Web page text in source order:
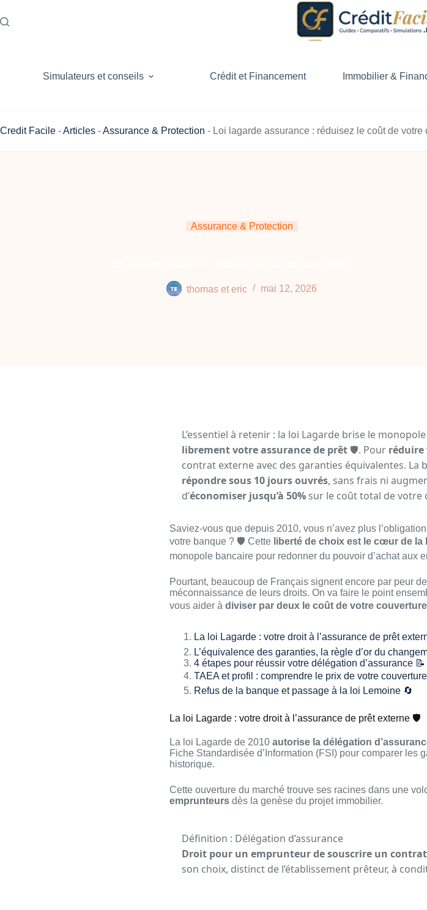
au
contenu
Simulateurs et conseils Crédit et Financement Immobilier &
Credit Facile -Articles -Assurance & Protection - Loi lagarde assurance : réduisez le coût de votre
Assurance & Protection
thomas et eric mai 12, 2026
L’essentiel à retenir : la loi Lagarde brise le
librement votre assurance de prêt 🛡️. Pour réduire
contrat externe avec des garanties équivalentes. La
répondre sous 10 jours ouvrés, sans frais ni
d’économiser jusqu’à 50% sur le coût total de votre
Saviez-vous que depuis 2010, vous n’avez plus
votre banque ? 🛡️ Cette liberté de choix est le cœur de
monopole bancaire pour redonner du pouvoir d’achat aux
Pourtant, beaucoup de Français signent encore par peur
méconnaissance de leurs droits. On va faire le point
vous aider à diviser par deux le coût de votre couverture
La loi Lagarde : votre droit à l’assurance de prêt
L’équivalence des garanties, la règle d’or du
4 étapes pour réussir votre délégation d’assurance 📝
TAEA et profil : comprendre le prix de votre
Refus de la banque et passage à la loi Lemoine 🔄
La loi Lagarde : votre droit à l’assurance de prêt externe 🛡️
La loi Lagarde de 2010 autorise la délégation
Fiche Standardisée d’Information (FSI) pour comparer les
historique.
Cette ouverture du marché trouve ses racines dans une
emprunteurs dès la genèse du projet immobilier.
Définition : Délégation d’assurance
Droit pour un emprunteur de souscrire un contrat
son choix, distinct de l’établissement prêteur, à